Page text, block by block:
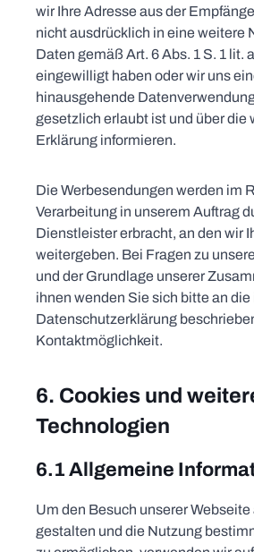
wir Ihre Adresse aus der
nicht ausdrücklich in eine weitere
Daten gemäß Art. 6 Abs. 1 S. 1 lit.
eingewilligt haben oder wir uns
hinausgehende
gesetzlich erlaubt ist und über die
Erklärung informieren.
Die Werbesendungen werden im
Verarbeitung in unserem Auftrag
Dienstleister erbracht, an den wir
weitergeben. Bei Fragen zu
und der Grundlage unserer
ihnen wenden Sie sich bitte an die
Datenschutzerklärung
Kontaktmöglichkeit.
6. Cookies und
Technologien
6.1 Allgemeine
Um den Besuch unserer
gestalten und die Nutzung